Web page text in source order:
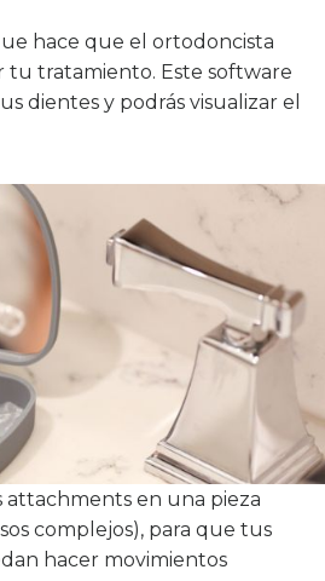
hace que el ortodoncista
tratamiento. Este software
dientes y podrás visualizar el
attachments en una pieza
complejos), para que tus
hacer movimientos